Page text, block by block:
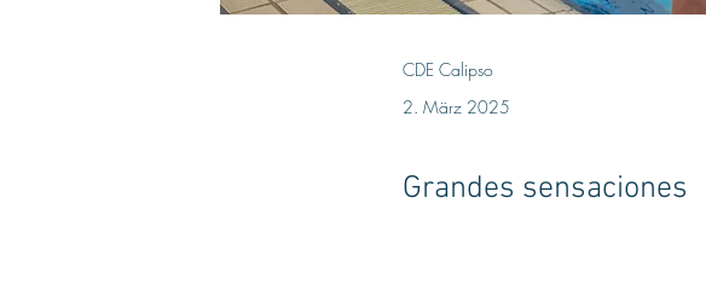
CDE Calipso
2. März 2025
Grandes sensaciones